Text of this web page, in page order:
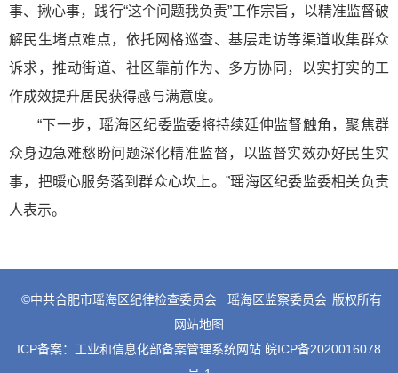
事、揪心事，践行“这个问题我负责”工作宗旨，以精准监督破
解民生堵点难点，依托网格巡查、基层走访等渠道收集群众
诉求，推动街道、社区靠前作为、多方协同，以实打实的工
作成效提升居民获得感与满意度。
“下一步，瑶海区纪委监委将持续延伸监督触角，聚焦群
众身边急难愁盼问题深化精准监督，以监督实效办好民生实
事，把暖心服务落到群众心坎上。”瑶海区纪委监委相关负责
人表示。
©中共合肥市瑶海区纪律检查委员会 瑶海区监察委员会 版权所有
网站地图
ICP备案： 工业和信息化部备案管理系统网站 皖ICP备2020016078